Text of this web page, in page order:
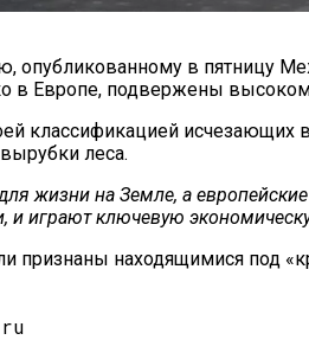
опубликованному в пятницу
в Европе, подвержены
классификацией исчезающих
леса.
жизни на Земле, а
и играют ключевую
находящимися под